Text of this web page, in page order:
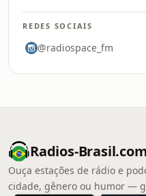
REDES SOCIAIS
@radiospace_fm
Radios-
Ouça estações de rádio e
cidade, gênero ou humor —